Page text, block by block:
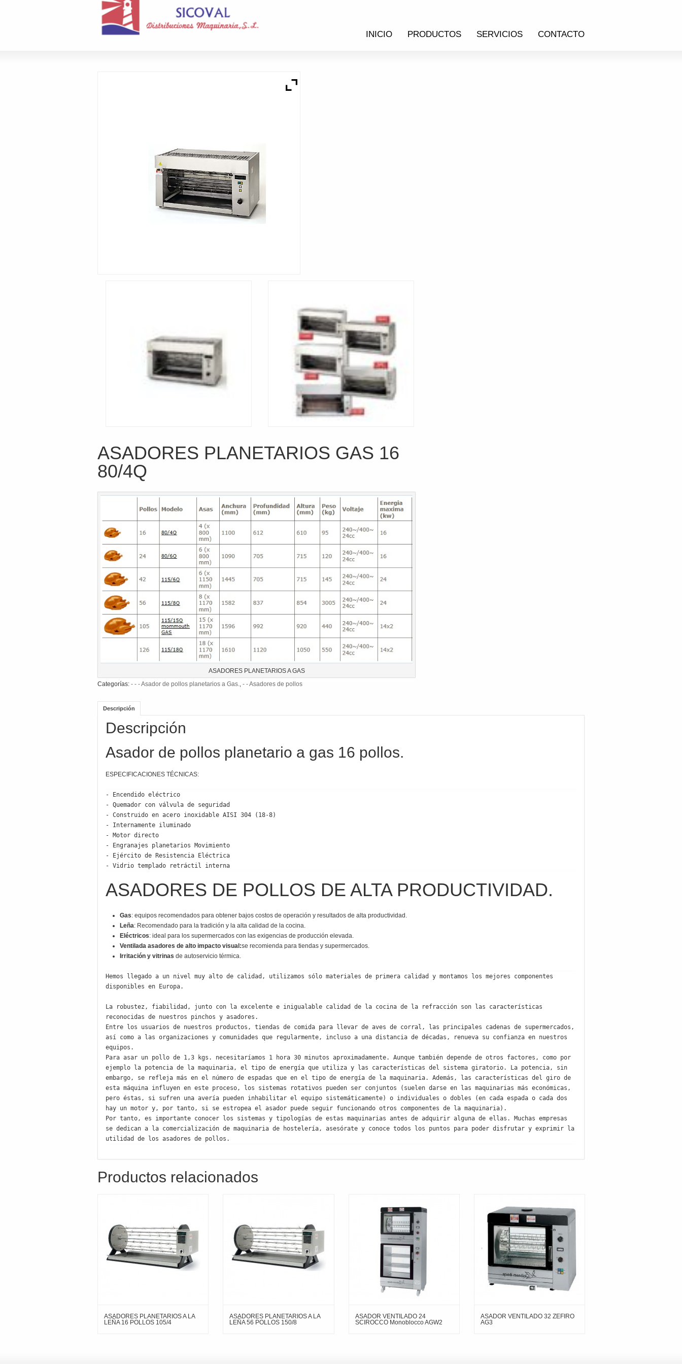
INICIO PRODUCTOS SERVICIOS CONTACTO
ASADORES PLANETARIOS GAS 16
80/4Q
ASADORES PLANETARIOS A GAS
Categorías: - - - Asador de pollos planetarios a Gas., - - Asadores de pollos
Descripción
Descripción
Asador de pollos planetario a gas 16 pollos.
ESPECIFICACIONES TÉCNICAS:
- Encendido eléctrico
- Quemador con válvula de seguridad
- Construido en acero inoxidable AISI 304 (18-8)
- Internamente iluminado
- Motor directo
- Engranajes planetarios Movimiento
- Ejército de Resistencia Eléctrica
- Vidrio templado retráctil interna
ASADORES DE POLLOS DE ALTA PRODUCTIVIDAD.
Gas: equipos recomendados para obtener bajos costos de operación y resultados de alta productividad.
Leña: Recomendado para la tradición y la alta calidad de la cocina.
Eléctricos: ideal para los supermercados con las exigencias de producción elevada.
Ventilada asadores de alto impacto visual:se recomienda para tiendas y supermercados.
Irritación y vitrinas de autoservicio térmica.
Hemos llegado a un nivel muy alto de calidad, utilizamos sólo materiales de primera calidad y montamos los mejores componentes
disponibles en Europa.
La robustez, fiabilidad, junto con la excelente e inigualable calidad de la cocina de la refracción son las características
reconocidas de nuestros pinchos y asadores.
Entre los usuarios de nuestros productos, tiendas de comida para llevar de aves de corral, las principales cadenas de supermercados,
así como a las organizaciones y comunidades que regularmente, incluso a una distancia de décadas, renueva su confianza en nuestros
equipos.
Para asar un pollo de 1,3 kgs. necesitaríamos 1 hora 30 minutos aproximadamente. Aunque también depende de otros factores, como por
ejemplo la potencia de la maquinaria, el tipo de energía que utiliza y las características del sistema giratorio. La potencia, sin
embargo, se refleja más en el número de espadas que en el tipo de energía de la maquinaria. Además, las características del giro de
esta máquina influyen en este proceso, los sistemas rotativos pueden ser conjuntos (suelen darse en las maquinarias más económicas,
pero éstas, si sufren una avería pueden inhabilitar el equipo sistemáticamente) o individuales o dobles (en cada espada o cada dos
hay un motor y, por tanto, si se estropea el asador puede seguir funcionando otros componentes de la maquinaria).
Por tanto, es importante conocer los sistemas y tipologías de estas maquinarias antes de adquirir alguna de ellas. Muchas empresas
se dedican a la comercialización de maquinaria de hostelería, asesórate y conoce todos los puntos para poder disfrutar y exprimir la
utilidad de los asadores de pollos.
Productos relacionados
ASADORES PLANETARIOS A LA
LEÑA 16 POLLOS 105/4
ASADORES PLANETARIOS A LA
LEÑA 56 POLLOS 150/8
ASADOR VENTILADO 24
SCIROCCO Monoblocco AGW2
ASADOR VENTILADO 32 ZEFIRO
AG3